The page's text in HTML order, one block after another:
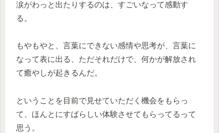
涙がわっと出たりするのは、すごいなって感動す
る。
もやもやと、言葉にできない感情や思考が、言葉に
なって表に出る、ただそれだけで、何かが解放され
て癒やしが起きるんだ。
ということを目前で見せていただく機会をもらっ
て、ほんとにすばらしい体験させてもらってるって
思う。